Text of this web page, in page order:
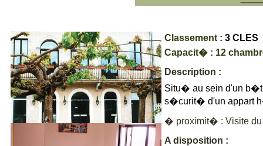
Classement :3 CLES
Capacit� : 12
Description :
Situ� au sein d'un
s�curit� d'un appart
� proximit� : Visite
A disposition :